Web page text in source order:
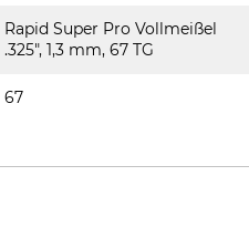
Rapid Super Pro Vollmeißel
.325", 1,3 mm, 67 TG
67